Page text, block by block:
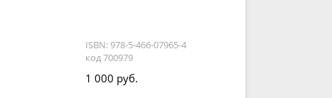
ISBN: 978-5-466-07965-4
код 700979
1 000 руб.